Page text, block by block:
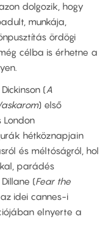
dolgozik, hogy
munkája,
ördögi
célba is érhetne a
(A
) első
London
hétköznapjain
és méltóságról, hol
parádés
(Fear the
idei cannes-i
elnyerte a